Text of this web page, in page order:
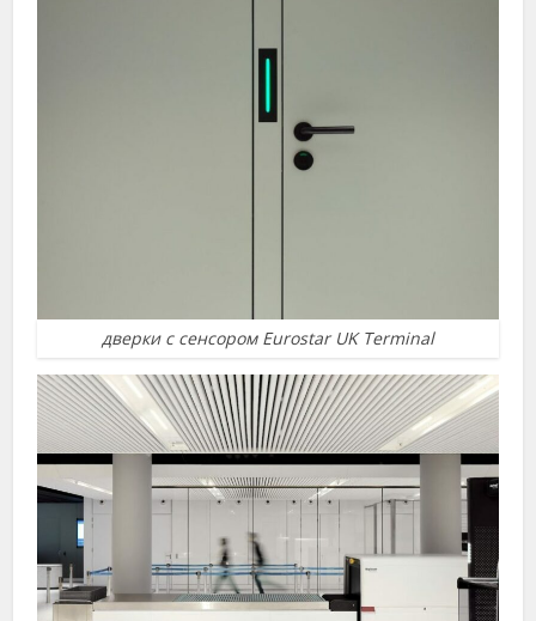
дверки с сенсором Eurostar UK Terminal